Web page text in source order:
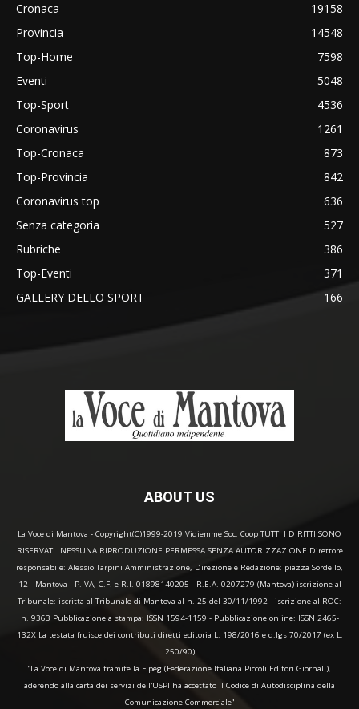
Cronaca
19158
Provincia
14548
Top-Home
7598
Eventi
5048
Top-Sport
4536
Coronavirus
1261
Top-Cronaca
873
Top-Provincia
842
Coronavirus top
636
Senza categoria
527
Rubriche
386
Top-Eventi
371
GALLERY DELLO SPORT
166
ABOUT US
La Voce di Mantova - Copyright(C)1999-2019 Vidiemme Soc. Coop TUTTI I DIRITTI SONO
RISERVATI. NESSUNA RIPRODUZIONE PERMESSA SENZA AUTORIZZAZIONE Direttore
responsabile: Alessio Tarpini Amministrazione, Direzione e Redazione: piazza Sordello,
12 - Mantova - P.IVA, C.F. e R.I. 01898140205 - R.E.A. 0207279 (Mantova) iscrizione al
Tribunale: iscritta al Tribunale di Mantova al n. 25 del 30/11/1992 - iscrizione al ROC:
n. 9363 Pubblicazione a stampa: ISSN 1594-1159 - Pubblicazione online: ISSN 2465-
132X La testata fruisce dei contributi diretti editoria L. 198/2016 e d.lgs 70/2017 (ex L.
250/90)
“La Voce di Mantova tramite la Fipeg (Federazione Italiana Piccoli Editori Giornali),
aderendo alla carta dei servizi dell'USPI ha accettato il Codice di Autodisciplina della
Comunicazione Commerciale"